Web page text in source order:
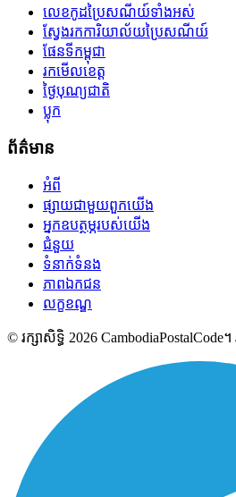
លេខកូដប្រៃសណីយ៍ទាំងអស់
ស្វែងរកការិយាល័យប្រៃសណីយ៍
ផែនទីកម្ពុជា
រកមើលខេត្ត
ថ្ងៃបុណ្យជាតិ
ប្លុក
ព័ត៌មាន
អំពី
ផ្សាយជាមួយពួកយើង
អ្នកឧបត្ថម្ភរបស់យើង
ជំនួយ
ទំនាក់ទំនង
ភាពឯកជន
លក្ខខណ្ឌ
© រក្សាសិទ្ធិ 2026 CambodiaPostalCode